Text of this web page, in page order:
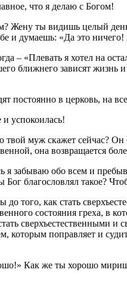
что я делаю с Богом!
Жену ты видишь целый
и думаешь: «Да это
– «Плевать я хотел на
ближнего зависят жизнь
постоянно в церковь, на
успокоилась!
твой муж скажет сейчас?
она возвращается
я забываю обо всем и
благословлял такое?
того, как стать
состояния греха, в
сверхъестественными
которым поправляет и
Как же ты хорошо